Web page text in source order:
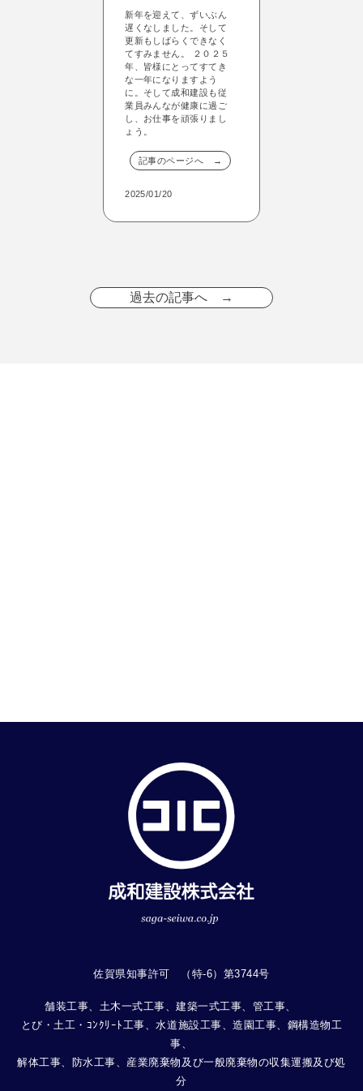
新年を迎えて、ずいぶん
遅くなしました。そして
更新もしばらくできなく
てすみません。 ２０２５
年、皆様にとってすてき
な一年になりますよう
に。そして成和建設も従
業員みんなが健康に過ご
し、お仕事を頑張りまし
ょう。
記事のページへ →
2025/01/20
過去の記事へ →
佐賀県知事許可 （特-6）第3744号
舗装工事、土木一式工事、建築一式工事、管工事、
とび・土工・ｺﾝｸﾘｰﾄ工事、水道施設工事、造園工事、鋼構造物工
事、
解体工事、防水工事、産業廃棄物及び一般廃棄物の収集運搬及び処
分